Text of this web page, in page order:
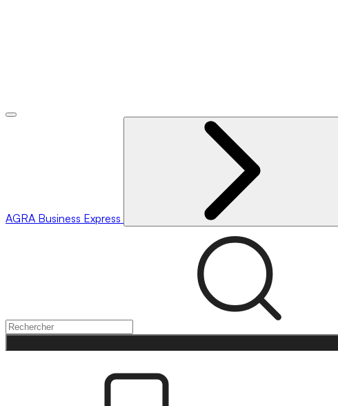
AGRA Business Express